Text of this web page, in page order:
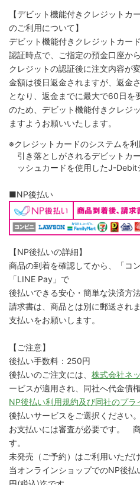
【デビット機能付きクレジットカ
のご利用について】
デビット機能付きクレジットカー
認証時点で、ご指定の預金口座か
クレジットの認証後に注文内容が
金額は後日返金されますが、返金
となり、返金までに最大で60日を
のため、デビット機能付きクレジ
ますようお願いいたします。
※クレジットカードのシステムを
引き落としがされるデビットカ
ッシュカードを使用したJ-Debit
■NP後払い
【NP後払いの詳細】
商品の到着を確認してから、「コ
「LINE Pay」で
後払いできる安心・簡単な決済方法
請求書は、商品とは別に郵送され
支払いをお願いします。
【ご注意】
後払い手数料：250円
後払いのご注文には、 株式会社ネ
ービスが適用され、同社へ代金債
NP後払い利用規約及び同社のプラ
後払いサービスをご選択ください。
お支払いには審査が必要です。
す。
未発売（ご予約）はご利用いただけ
当オンラインショップでのNP後